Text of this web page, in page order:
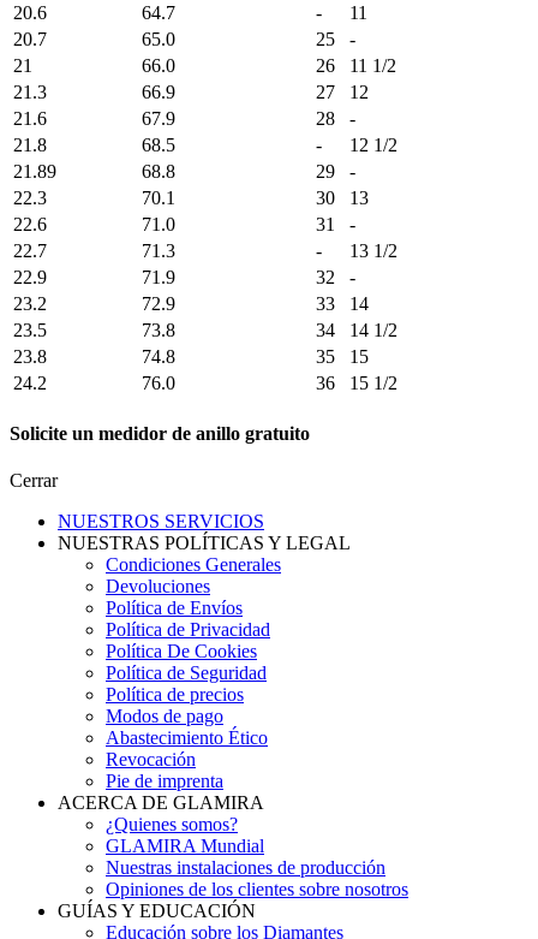
20.6
64.7 -
11
20.7
65.0 25
-
21
66.0 26
11 1/2
21.3
66.9 27
12
21.6
67.9 28
-
21.8
68.5 -
12 1/2
21.89
68.8 29
-
22.3
70.1 30
13
22.6
71.0 31
-
22.7
71.3 -
13 1/2
22.9
71.9 32
-
23.2
72.9 33
14
23.5
73.8 34
14 1/2
23.8
74.8 35
15
24.2
76.0 36 15 1/2
Solicite un medidor de anillo gratuito
Cerrar
NUESTROS SERVICIOS
NUESTRAS POLÍTICAS Y LEGAL
Condiciones Generales
Devoluciones
Política de Envíos
Política de Privacidad
Política De Cookies
Política de Seguridad
Política de precios
Modos de pago
Abastecimiento Ético
Revocación
Pie de imprenta
ACERCA DE GLAMIRA
¿Quienes somos?
GLAMIRA Mundial
Nuestras instalaciones de producción
Opiniones de los clientes sobre nosotros
GUÍAS Y EDUCACIÓN
Educación sobre los Diamantes